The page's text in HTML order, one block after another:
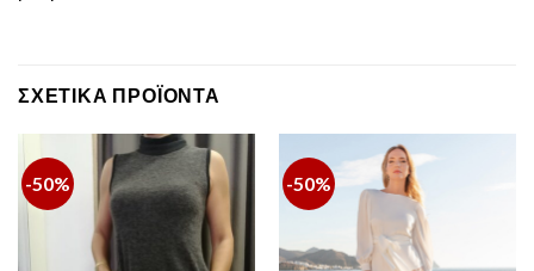
ΣΧΕΤΙΚΆ ΠΡΟΪΌΝΤΑ
-50% -50%